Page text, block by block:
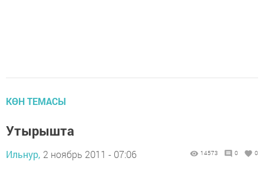
КӨН ТЕМАСЫ
Утырышта
Ильнур, 2 ноябрь 2011 - 07:06 14573 0 0